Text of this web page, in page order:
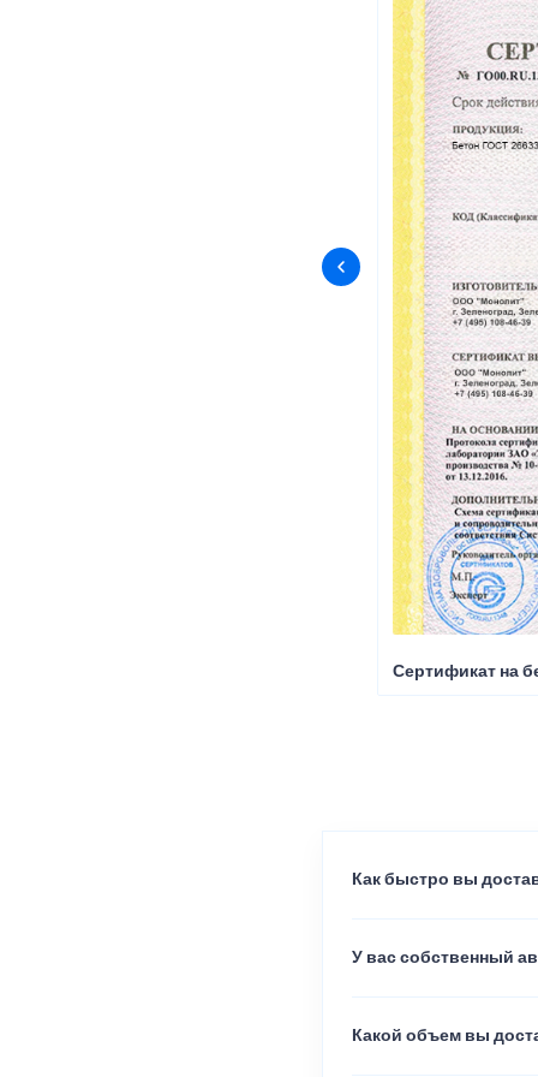
Сертификат на
Как быстро вы
У вас собственный
Какой объем вы